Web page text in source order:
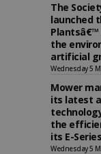
The
launched
the
artificial
Wednesday 5
Mower
its latest
the
its E-
Wednesday 5